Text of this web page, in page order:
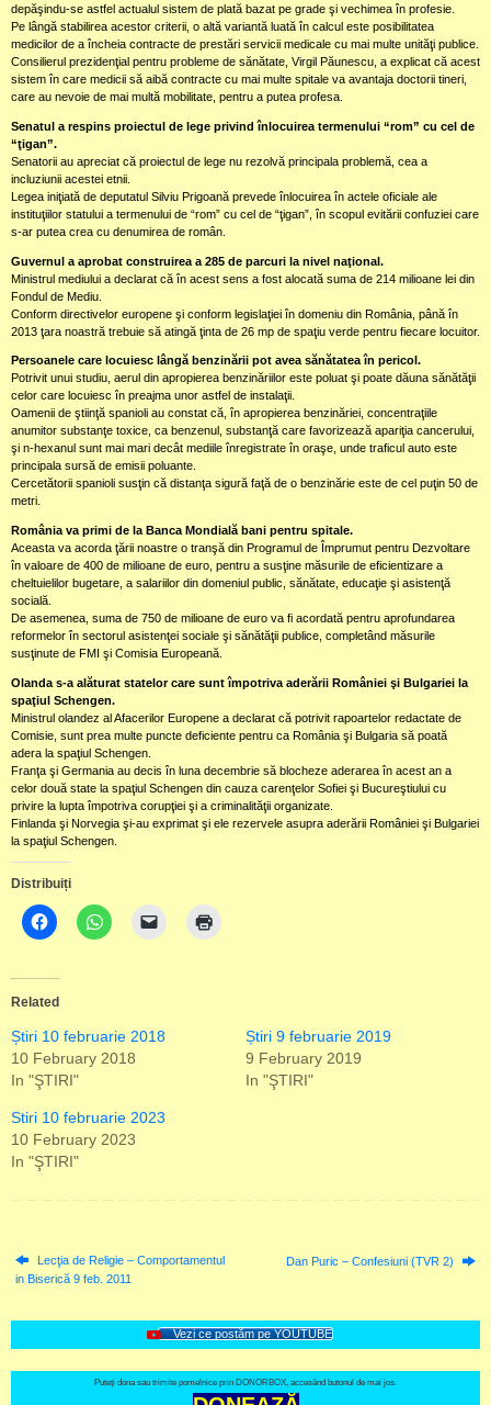
depăşindu-se astfel actualul sistem de plată bazat pe grade şi vechimea în profesie.
Pe lângă stabilirea acestor criterii, o altă variantă luată în calcul este posibilitatea
medicilor de a încheia contracte de prestări servicii medicale cu mai multe unităţi publice.
Consilierul prezidenţial pentru probleme de sănătate, Virgil Păunescu, a explicat că acest
sistem în care medicii să aibă contracte cu mai multe spitale va avantaja doctorii tineri,
care au nevoie de mai multă mobilitate, pentru a putea profesa.
Senatul a respins proiectul de lege privind înlocuirea termenului “rom” cu cel de
“ţigan”.
Senatorii au apreciat că proiectul de lege nu rezolvă principala problemă, cea a
incluziunii acestei etnii.
Legea iniţiată de deputatul Silviu Prigoană prevede înlocuirea în actele oficiale ale
instituţiilor statului a termenului de “rom” cu cel de “ţigan”, în scopul evitării confuziei care
s-ar putea crea cu denumirea de român.
Guvernul a aprobat construirea a 285 de parcuri la nivel naţional.
Ministrul mediului a declarat că în acest sens a fost alocată suma de 214 milioane lei din
Fondul de Mediu.
Conform directivelor europene şi conform legislaţiei în domeniu din România, până în
2013 ţara noastră trebuie să atingă ţinta de 26 mp de spaţiu verde pentru fiecare locuitor.
Persoanele care locuiesc lângă benzinării pot avea sănătatea în pericol.
Potrivit unui studiu, aerul din apropierea benzinăriilor este poluat şi poate dăuna sănătăţii
celor care locuiesc în preajma unor astfel de instalaţii.
Oamenii de ştiinţă spanioli au constat că, în apropierea benzinăriei, concentraţiile
anumitor substanţe toxice, ca benzenul, substanţă care favorizează apariţia cancerului,
şi n-hexanul sunt mai mari decât mediile înregistrate în oraşe, unde traficul auto este
principala sursă de emisii poluante.
Cercetătorii spanioli susţin că distanţa sigură faţă de o benzinărie este de cel puţin 50 de
metri.
România va primi de la Banca Mondială bani pentru spitale.
Aceasta va acorda ţării noastre o tranşă din Programul de Împrumut pentru Dezvoltare
în valoare de 400 de milioane de euro, pentru a susţine măsurile de eficientizare a
cheltuielilor bugetare, a salariilor din domeniul public, sănătate, educaţie şi asistenţă
socială.
De asemenea, suma de 750 de milioane de euro va fi acordată pentru aprofundarea
reformelor în sectorul asistenţei sociale şi sănătăţii publice, completând măsurile
susţinute de FMI şi Comisia Europeană.
Olanda s-a alăturat statelor care sunt împotriva aderării României şi Bulgariei la
spaţiul Schengen.
Ministrul olandez al Afacerilor Europene a declarat că potrivit rapoartelor redactate de
Comisie, sunt prea multe puncte deficiente pentru ca România şi Bulgaria să poată
adera la spaţiul Schengen.
Franţa şi Germania au decis în luna decembrie să blocheze aderarea în acest an a
celor două state la spaţiul Schengen din cauza carenţelor Sofiei şi Bucureştiului cu
privire la lupta împotriva corupţiei şi a criminalităţii organizate.
Finlanda şi Norvegia şi-au exprimat şi ele rezervele asupra aderării României şi Bulgariei
la spaţiul Schengen.
Distribuiți
Related
Știri 10 februarie 2018
10 February 2018
In "ŞTIRI"
Știri 9 februarie 2019
9 February 2019
In "ŞTIRI"
Stiri 10 februarie 2023
10 February 2023
In "ŞTIRI"
Lecţia de Religie – Comportamentul
in Biserică 9 feb. 2011
Dan Puric – Confesiuni (TVR 2)
Vezi ce postăm pe YOUTUBE
Puteți dona sau trimite pomelnice prin DONORBOX, accesând butonul de mai jos.